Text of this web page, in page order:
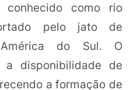
conhecido como rio
pelo jato de
do Sul. O
a disponibilidade de
a formação de